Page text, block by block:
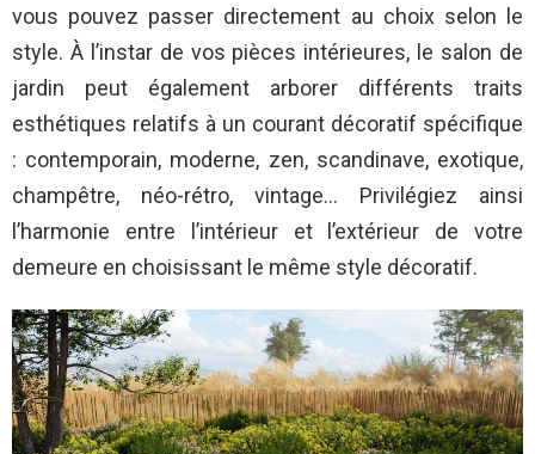
vous pouvez passer directement au choix selon le
style. À l’instar de vos pièces intérieures, le salon de
jardin peut également arborer différents traits
esthétiques relatifs à un courant décoratif spécifique
: contemporain, moderne, zen, scandinave, exotique,
champêtre, néo-rétro, vintage… Privilégiez ainsi
l’harmonie entre l’intérieur et l’extérieur de votre
demeure en choisissant le même style décoratif.